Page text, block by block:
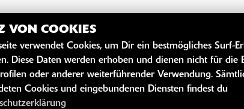
Öffnungszeiten
VON COOKIES
verwendet Cookies, um Dir ein bestmögliches Surf-
Diese Daten werden erhoben und dienen nicht für die
oder anderer weiterführender Verwendung.
Cookies und eingebundenen Diensten findest du